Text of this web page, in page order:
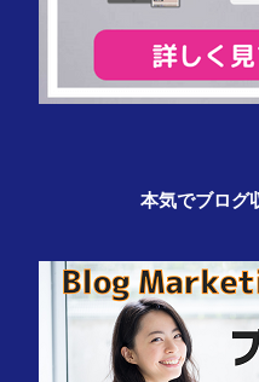
本気でブログ